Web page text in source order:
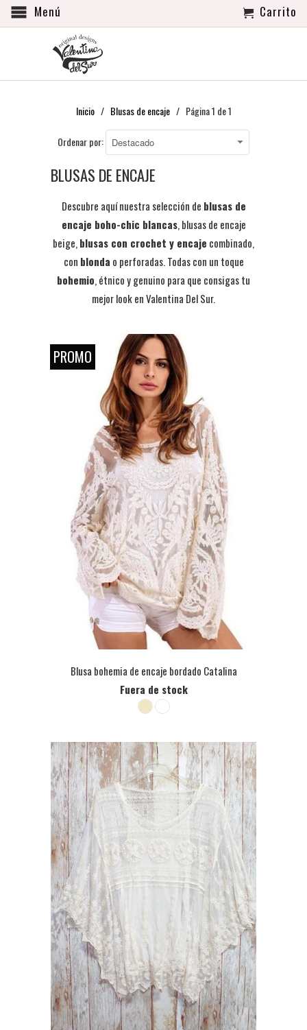
Menú Carrito
Inicio/ Blusas de encaje/ Página 1 de 1
Ordenar por:
BLUSAS DE ENCAJE
Descubre aquí nuestra selección de blusas de
encaje boho-chic blancas, blusas de encaje
beige,blusas con crochet y encaje combinado,
con blonda o perforadas. Todas con un toque
bohemio, étnico y genuino para que consigas tu
mejor look en Valentina Del Sur.
Blusa bohemia de encaje bordado Catalina
Fuera de stock
PROMO